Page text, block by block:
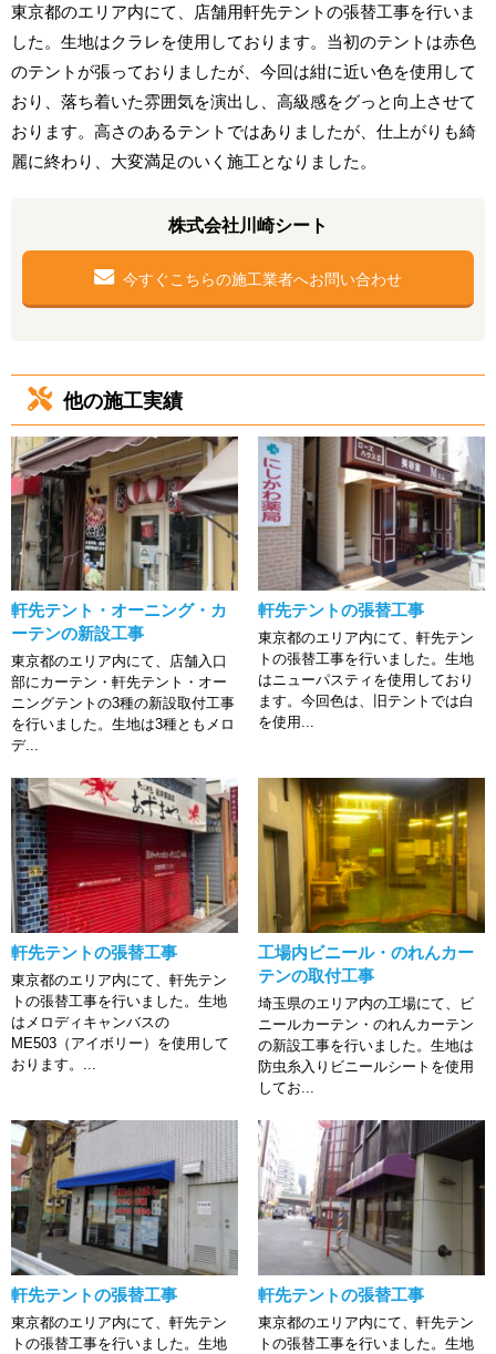
東京都のエリア内にて、店舗用軒先テントの張替工事を行いま
した。生地はクラレを使用しております。当初のテントは赤色
のテントが張っておりましたが、今回は紺に近い色を使用して
おり、落ち着いた雰囲気を演出し、高級感をグっと向上させて
おります。高さのあるテントではありましたが、仕上がりも綺
麗に終わり、大変満足のいく施工となりました。
株式会社川崎シート
今すぐこちらの施工業者へお問い合わせ
他の施工実績
軒先テント・オーニング・カ
ーテンの新設工事
東京都のエリア内にて、店舗入口
部にカーテン・軒先テント・オー
ニングテントの3種の新設取付工事
を行いました。生地は3種ともメロ
デ...
軒先テントの張替工事
東京都のエリア内にて、軒先テン
トの張替工事を行いました。生地
はニューパスティを使用しており
ます。今回色は、旧テントでは白
を使用...
軒先テントの張替工事
東京都のエリア内にて、軒先テン
トの張替工事を行いました。生地
はメロディキャンバスの
ME503（アイボリー）を使用して
おります。...
工場内ビニール・のれんカー
テンの取付工事
埼玉県のエリア内の工場にて、ビ
ニールカーテン・のれんカーテン
の新設工事を行いました。生地は
防虫糸入りビニールシートを使用
してお...
軒先テントの張替工事
東京都のエリア内にて、軒先テン
トの張替工事を行いました。生地
軒先テントの張替工事
東京都のエリア内にて、軒先テン
トの張替工事を行いました。生地